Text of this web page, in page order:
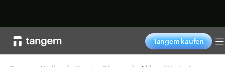
Tangem kaufen